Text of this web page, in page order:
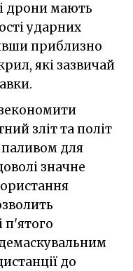
дрони мають
ударних
приблизно
які зазвичай
зліт та політ
для
значне
п'ятого
до